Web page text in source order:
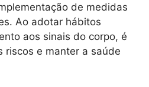
de medidas
Ao adotar hábitos
aos sinais do corpo, é
riscos e manter a saúde